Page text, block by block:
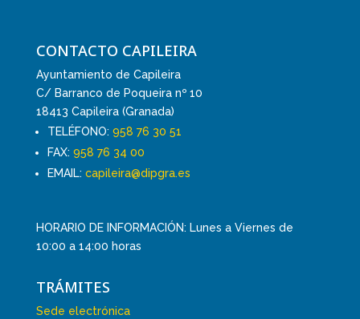
CONTACTO CAPILEIRA
Ayuntamiento de Capileira
C/ Barranco de Poqueira nº 10
18413 Capileira (Granada)
TELÉFONO: 958 76 30 51
FAX: 958 76 34 00
EMAIL: capileira@dipgra.es
HORARIO DE INFORMACIÓN: Lunes a Viernes de
10:00 a 14:00 horas
TRÁMITES
Sede electrónica